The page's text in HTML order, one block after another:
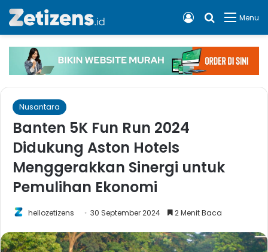
Menu
Cari apa,
Log In
Nusantara
Banten 5K Fun Run 2024
Didukung Aston Hotels
Menggerakkan Sinergi untuk
Pemulihan Ekonomi
hellozetizens 30 September 2024 2 Menit Baca